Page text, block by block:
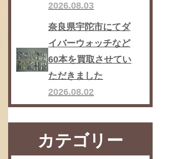
2026.08.03
奈良県宇陀市にてダ
イバーウォッチなど
60本を買取させてい
ただきました
2026.08.02
カテゴリー